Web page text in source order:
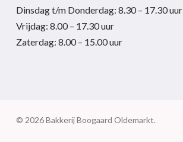
Dinsdag t/m Donderdag: 8.30 – 17.30uur
Vrijdag: 8.00 – 17.30uur
Zaterdag: 8.00 – 15.00uur
© 2026 Bakkerij Boogaard Oldemarkt.